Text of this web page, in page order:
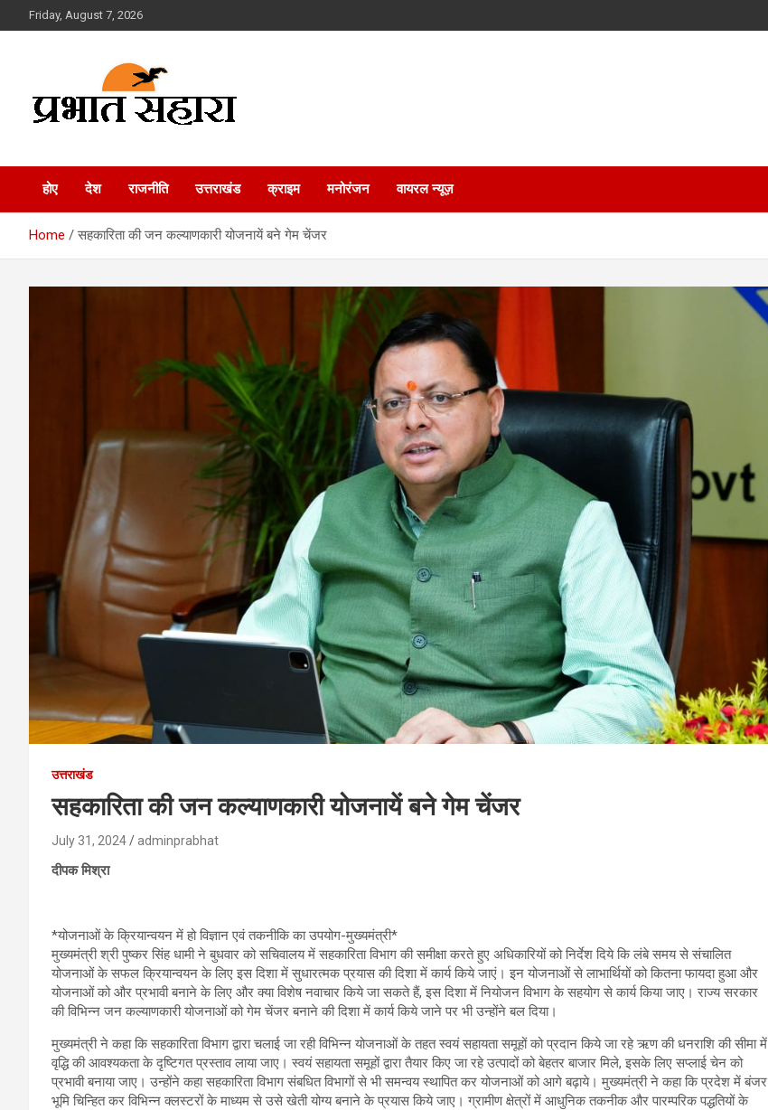
to
Friday, August 7, 2026
Prabhat Sahara
होए देश राजनीति उत्तराखंड क्राइम मनोरंजन वायरल न्यूज़
Home सहकारिता की जन कल्याणकारी योजनायें बने गेम चेंजर
उत्तराखंड
सहकारिता की जन कल्याणकारी योजनायें बने गेम चेंजर
July 31, 2024 adminprabhat
दीपक मिश्रा
*योजनाओं के क्रियान्वयन में हो विज्ञान एवं तकनीकि का उपयोग-मुख्यमंत्री*
मुख्यमंत्री श्री पुष्कर सिंह धामी ने बुधवार को सचिवालय में सहकारिता विभाग की समीक्षा करते हुए अधिकारियों को निर्देश दिये कि लंबे समय से संचालित
योजनाओं के सफल क्रियान्वयन के लिए इस दिशा में सुधारत्मक प्रयास की दिशा में कार्य किये जाएं। इन योजनाओं से लाभार्थियों को कितना फायदा हुआ और
योजनाओं को और प्रभावी बनाने के लिए और क्या विशेष नवाचार किये जा सकते हैं, इस दिशा में नियोजन विभाग के सहयोग से कार्य किया जाए। राज्य सरकार
की विभिन्न जन कल्याणकारी योजनाओं को गेम चेंजर बनाने की दिशा में कार्य किये जाने पर भी उन्होंने बल दिया।
मुख्यमंत्री ने कहा कि सहकारिता विभाग द्वारा चलाई जा रही विभिन्न योजनाओं के तहत स्वयं सहायता समूहों को प्रदान किये जा रहे ऋण की धनराशि की सीमा में
वृद्धि की आवश्यकता के दृष्टिगत प्रस्ताव लाया जाए। स्वयं सहायता समूहों द्वारा तैयार किए जा रहे उत्पादों को बेहतर बाजार मिले, इसके लिए सप्लाई चेन को
प्रभावी बनाया जाए। उन्होंने कहा सहकारिता विभाग संबधित विभागों से भी समन्वय स्थापित कर योजनाओं को आगे बढ़ाये। मुख्यमंत्री ने कहा कि प्रदेश में बंजर
भूमि चिन्हित कर विभिन्न क्लस्टरों के माध्यम से उसे खेती योग्य बनाने के प्रयास किये जाए। ग्रामीण क्षेत्रों में आधुनिक तकनीक और पारम्परिक पद्धतियों के